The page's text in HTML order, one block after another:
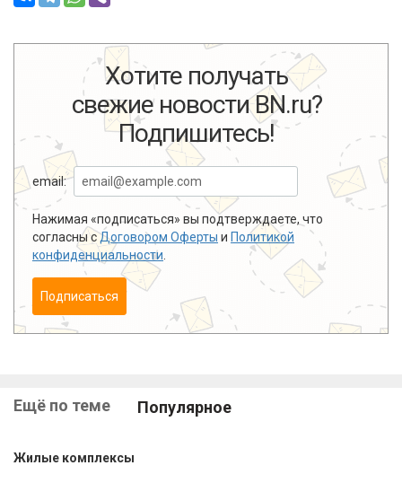
Comments are disabled
Хотите получать
свежие новости BN.ru?
Подпишитесь!
email:
Нажимая «подписаться» вы подтверждаете, что
согласны сДоговором Оферты
Политикой
конфиденциальности
Подписаться